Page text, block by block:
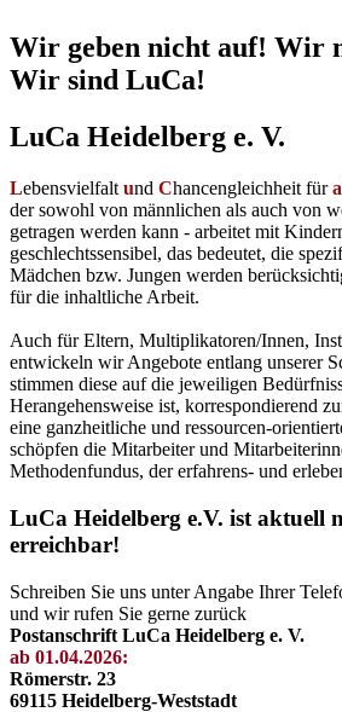
Wir geben nicht auf! Wir
Wir sind LuCa!
LuCa Heidelberg e. V.
Lebensvielfalt und Chancengleichheit füra
der sowohl von männlichen als auch von
getragen werden kann - arbeitet mit
geschlechtssensibel, das bedeutet, die
Mädchen bzw. Jungen werden
für die inhaltliche Arbeit.
Auch für Eltern, Multiplikatoren/Innen,
entwickeln wir Angebote entlang unserer
stimmen diese auf die jeweiligen
Herangehensweise ist, korrespondierend
eine ganzheitliche und ressourcen-
schöpfen die Mitarbeiter und
Methodenfundus, der erfahrens- und
LuCa Heidelberg e.V. ist aktuell
erreichbar!
Schreiben Sie uns unter Angabe Ihrer
und wir rufen Sie gerne zurück
Postanschrift LuCa Heidelberg e. V.
ab 01.04.2026:
Römerstr. 23
69115 Heidelberg-Weststadt